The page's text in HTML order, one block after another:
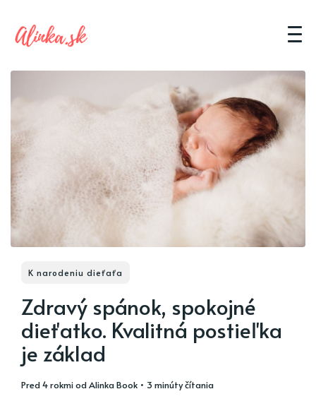
K narodeniu dieťaťa
Zdravý spánok, spokojné
dieťatko. Kvalitná postieľka
je základ
pred 4 rokmiodAlinka Book • 3 minúty čítania